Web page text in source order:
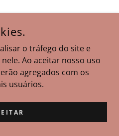
o tráfego do site e
Ao aceitar nosso uso
agregados com os
usuários.